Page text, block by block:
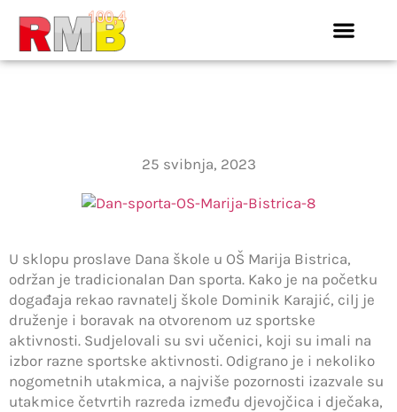
25 svibnja, 2023
U sklopu proslave Dana škole u OŠ Marija Bistrica,
održan je tradicionalan Dan sporta. Kako je na početku
događaja rekao ravnatelj škole Dominik Karajić, cilj je
druženje i boravak na otvorenom uz sportske
aktivnosti. Sudjelovali su svi učenici, koji su imali na
izbor razne sportske aktivnosti. Odigrano je i nekoliko
nogometnih utakmica, a najviše pozornosti izazvale su
utakmice četvrtih razreda između djevojčica i dječaka,